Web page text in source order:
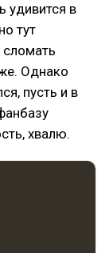
удивится в
тут
сломать
Однако
пусть и в
хвалю.